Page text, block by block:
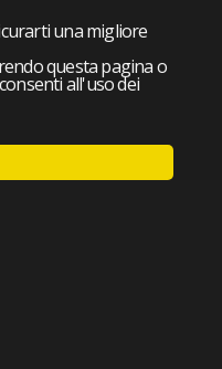
una migliore
questa pagina o
all'uso dei